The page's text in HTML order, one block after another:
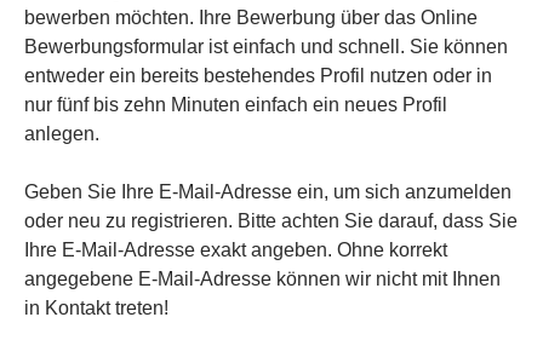
bewerben möchten. Ihre Bewerbung über das Online
Bewerbungsformular ist einfach und schnell. Sie können
entweder ein bereits bestehendes Profil nutzen oder in
nur fünf bis zehn Minuten einfach ein neues Profil
anlegen.
Geben Sie Ihre E-Mail-Adresse ein, um sich anzumelden
oder neu zu registrieren. Bitte achten Sie darauf, dass Sie
Ihre E-Mail-Adresse exakt angeben. Ohne korrekt
angegebene E-Mail-Adresse können wir nicht mit Ihnen
in Kontakt treten!